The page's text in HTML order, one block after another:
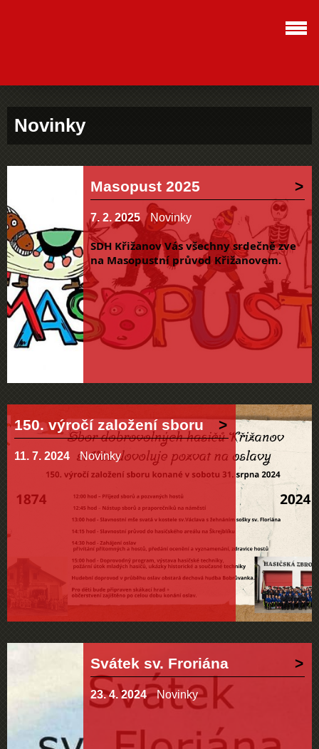
Novinky
Masopust 2025
7. 2. 2025 Novinky
SDH Křižanov Vás všechny srdečně zve
na Masopustní průvod Křižanovem.
150. výročí založení sboru
11. 7. 2024 Novinky
Svátek sv. Froriána
23. 4. 2024 Novinky